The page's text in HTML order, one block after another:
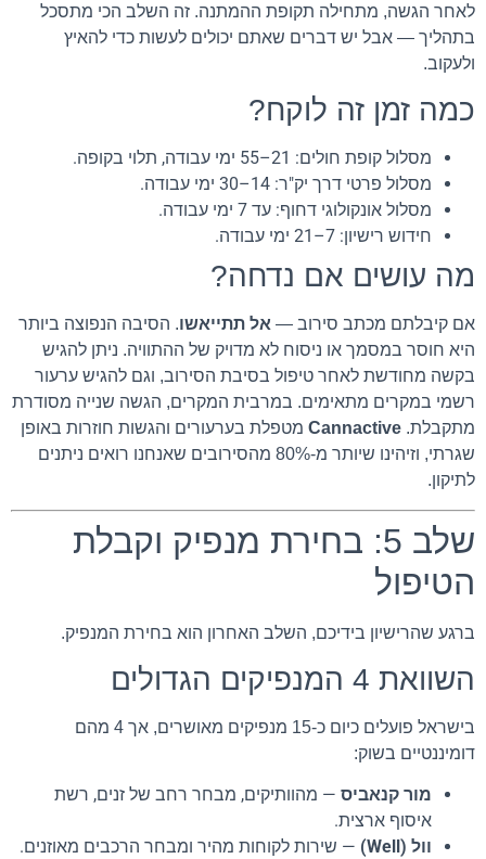
לאחר הגשה, מתחילה תקופת ההמתנה. זה השלב הכי מתסכל
בתהליך — אבל יש דברים שאתם יכולים לעשות כדי להאיץ
ולעקוב.
כמה זמן זה לוקח?
מסלול קופת חולים: 21–55 ימי עבודה, תלוי בקופה.
מסלול פרטי דרך יק"ר: 14–30 ימי עבודה.
מסלול אונקולוגי דחוף: עד 7 ימי עבודה.
חידוש רישיון: 7–21 ימי עבודה.
מה עושים אם נדחה?
אם קיבלתם מכתב סירוב — אל תתייאשו. הסיבה הנפוצה ביותר
היא חוסר במסמך או ניסוח לא מדויק של ההתוויה. ניתן להגיש
בקשה מחודשת לאחר טיפול בסיבת הסירוב, וגם להגיש ערעור
רשמי במקרים מתאימים. במרבית המקרים, הגשה שנייה מסודרת
מתקבלת. Cannactive מטפלת בערעורים והגשות חוזרות באופן
שגרתי, וזיהינו שיותר מ-80% מהסירובים שאנחנו רואים ניתנים
לתיקון.
שלב 5: בחירת מנפיק וקבלת
הטיפול
ברגע שהרישיון בידיכם, השלב האחרון הוא בחירת המנפיק.
השוואת 4 המנפיקים הגדולים
בישראל פועלים כיום כ-15 מנפיקים מאושרים, אך 4 מהם
דומיננטיים בשוק:
מור קנאביס — מהוותיקים, מבחר רחב של זנים, רשת
איסוף ארצית.
וול (Well)
— שירות לקוחות מהיר ומבחר הרכבים מאוזנים.